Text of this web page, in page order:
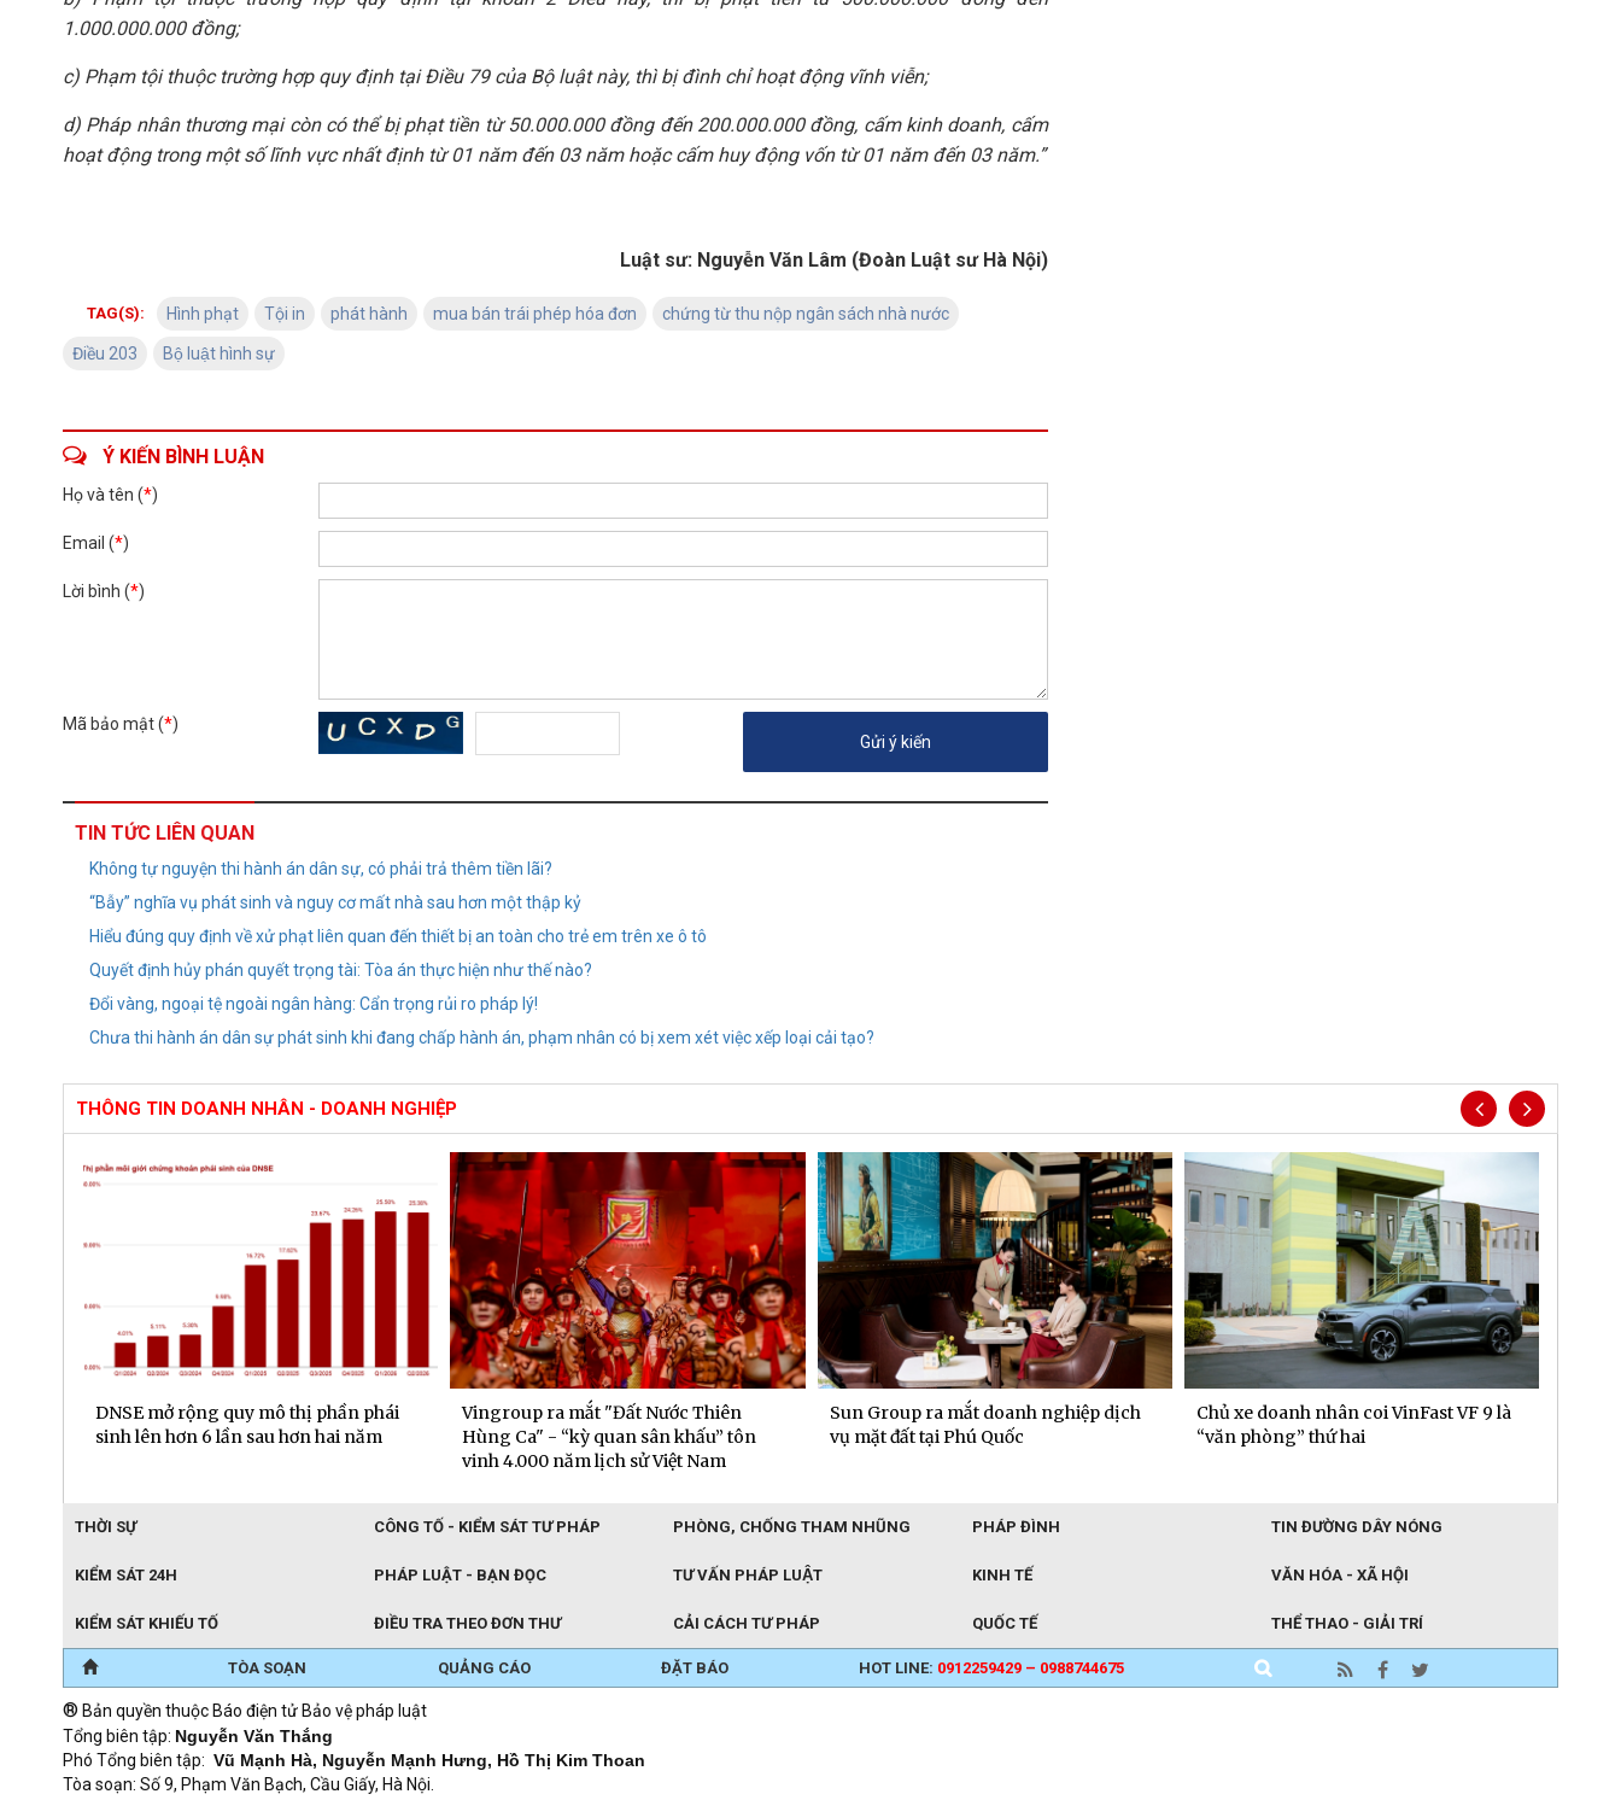
1.000.000.000 đồng;
c) Phạm tội thuộc trường hợp quy định tại Điều 79 của Bộ luật này, thì bị đình chỉ hoạt động vĩnh viễn;
d) Pháp nhân thương mại còn có thể bị phạt tiền từ 50.000.000 đồng đến 200.000.000 đồng, cấm kinh doanh, cấm
hoạt động trong một số lĩnh vực nhất định từ 01 năm đến 03 năm hoặc cấm huy động vốn từ 01 năm đến 03 năm.”
Luật sư: Nguyễn Văn Lâm (Đoàn Luật sư Hà Nội)
TAG(S): Hình phạt Tội in phát hành mua bán trái phép hóa đơn chứng từ thu nộp ngân sách nhà nước
Điều 203 Bộ luật hình sự
Ý KIẾN BÌNH LUẬN
Họ và tên (*)
Email (*)
Lời bình (*)
Mã bảo mật (*)
TIN TỨC LIÊN QUAN
Không tự nguyện thi hành án dân sự, có phải trả thêm tiền lãi?
“Bẫy” nghĩa vụ phát sinh và nguy cơ mất nhà sau hơn một thập kỷ
Hiểu đúng quy định về xử phạt liên quan đến thiết bị an toàn cho trẻ em trên xe ô tô
Quyết định hủy phán quyết trọng tài: Tòa án thực hiện như thế nào?
Đổi vàng, ngoại tệ ngoài ngân hàng: Cẩn trọng rủi ro pháp lý!
Chưa thi hành án dân sự phát sinh khi đang chấp hành án, phạm nhân có bị xem xét việc xếp loại cải tạo?
THÔNG TIN DOANH NHÂN - DOANH NGHIỆP
DNSE mở rộng quy mô thị phần phái
sinh lên hơn 6 lần sau hơn hai năm
Vingroup ra mắt "Đất Nước Thiên
Hùng Ca" - “kỳ quan sân khấu” tôn
vinh 4.000 năm lịch sử Việt Nam
Sun Group ra mắt doanh nghiệp dịch
vụ mặt đất tại Phú Quốc
Chủ xe doanh nhân coi VinFast VF 9 là
“văn phòng” thứ hai
THỜI SỰ CÔNG TỐ - KIỂM SÁT TƯ PHÁP PHÒNG, CHỐNG THAM NHŨNG PHÁP ĐÌNH TIN ĐƯỜNG DÂY NÓNG
KIỂM SÁT 24H PHÁP LUẬT - BẠN ĐỌC TƯ VẤN PHÁP LUẬT KINH TẾ VĂN HÓA - XÃ HỘI
KIỂM SÁT KHIẾU TỐ ĐIỀU TRA THEO ĐƠN THƯ CẢI CÁCH TƯ PHÁP QUỐC TẾ THỂ THAO - GIẢI TRÍ
TÒA SOẠN QUẢNG CÁO ĐẶT BÁO HOT LINE: 0912259429 – 0988744675
® Bản quyền thuộc Báo điện tử Bảo vệ pháp luật
Tổng biên tập: Nguyễn Văn Thắng
Phó Tổng biên tập: Vũ Mạnh Hà, Nguyễn Mạnh Hưng, Hồ Thị Kim Thoan
Tòa soạn: Số 9, Phạm Văn Bạch, Cầu Giấy, Hà Nội.